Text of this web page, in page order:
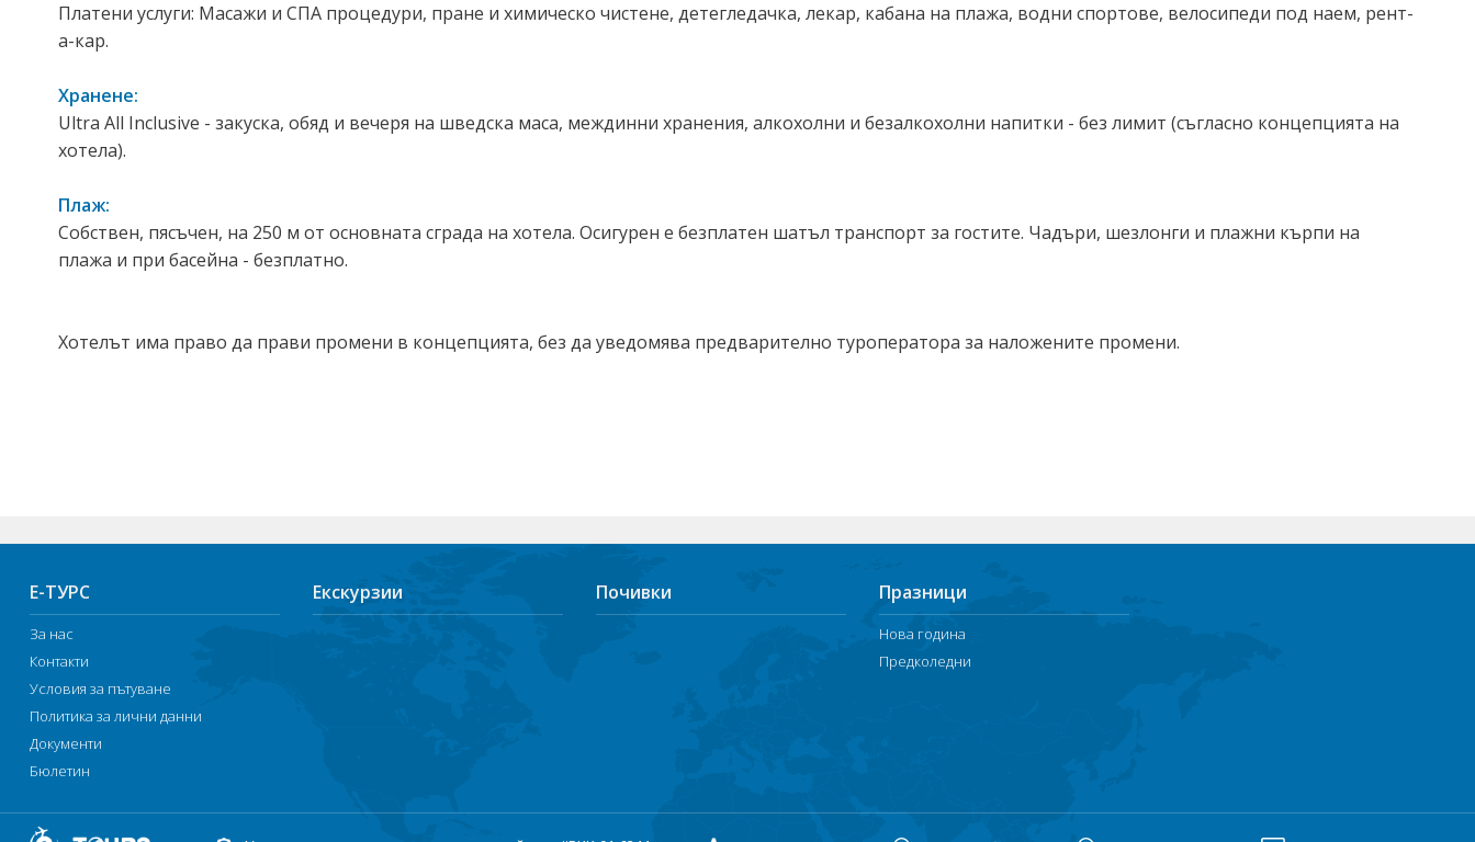
Платени услуги: Масажи и СПА процедури, пране и химическо чистене, детегледачка, лекар, кабана на плажа, водни спортове, велосипеди под наем, рент-
а-кар.
Хранене:
Ultra All Inclusive - закуска, обяд и вечеря на шведска маса, междинни хранения, алкохолни и безалкохолни напитки - без лимит (съгласно концепцията на
хотела).
Плаж:
Собствен, пясъчен, на 250 м от основната сграда на хотела. Осигурен е безплатен шатъл транспорт за гостите. Чадъри, шезлонги и плажни кърпи на
плажа и при басейна - безплатно.
Хотелът има право да прави промени в концепцията, без да уведомява предварително туроператора за наложените промени.
Е-ТУРС
За нас
Контакти
Условия за пътуване
Политика за лични данни
Документи
Бюлетин
Екскурзии Почивки Празници
Нова година
Предколедни